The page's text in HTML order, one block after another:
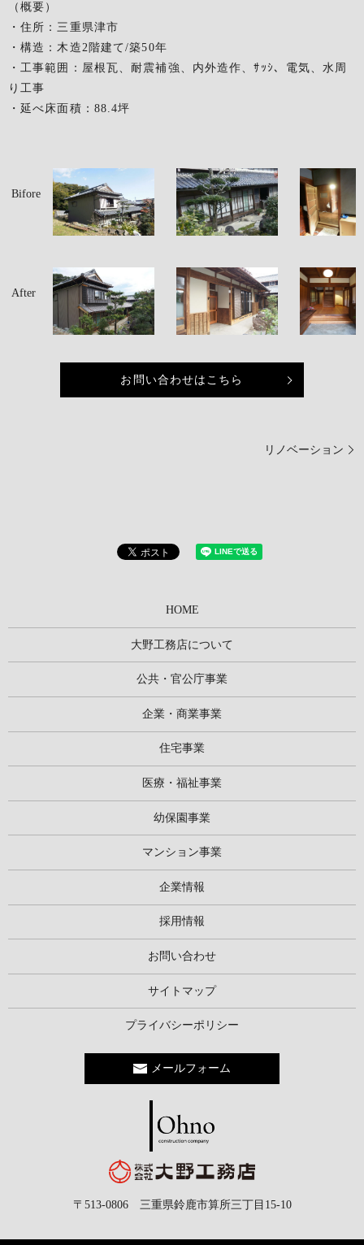
（概要）
・住所：三重県津市
・構造：木造2階建て/築50年
・工事範囲：屋根瓦、耐震補強、内外造作、ｻｯｼ、電気、水周
り工事
・延べ床面積：88.4坪
Bifore
After
お問い合わせはこちら
リノベーション
HOME
大野工務店について
公共・官公庁事業
企業・商業事業
住宅事業
医療・福祉事業
幼保園事業
マンション事業
企業情報
採用情報
お問い合わせ
サイトマップ
プライバシーポリシー
メールフォーム
〒513-0806 三重県鈴鹿市算所三丁目15-10